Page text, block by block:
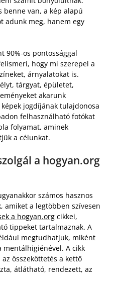
benne van, a kép alapú
adunk meg, hanem egy
90%-os pontossággal
hogy mi szerepel a
árnyalatokat is.
tárgyat, épületet,
akarunk
jogdíjának tulajdonosa
felhasználható fotókat
folyamat, aminek
a célunkat.
a hogyan.org
számos hasznos
amiket a legtöbben szívesen
a hogyan.org cikkei,
tippeket tartalmaznak. A
megtudhatjuk, miként
mentálhigiénével. A cikk
összeköttetés a kettő
átlátható, rendezett, az